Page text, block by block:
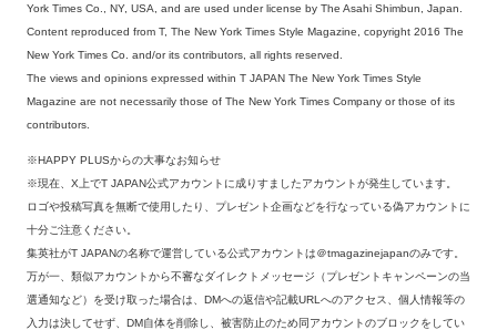
York Times Co., NY, USA, and are used under license by The Asahi Shimbun, Japan.
Content reproduced from T, The New York Times Style Magazine, copyright 2016 The
New York Times Co. and/or its contributors, all rights reserved.
The views and opinions expressed within T JAPAN The New York Times Style
Magazine are not necessarily those of The New York Times Company or those of its
contributors.
※HAPPY PLUSからの大事なお知らせ
※現在、X上でT JAPAN公式アカウントに成りすましたアカウントが発生しています。
ロゴや投稿写真を無断で使用したり、プレゼント企画などを行なっている偽アカウントに
十分ご注意ください。
集英社がT JAPANの名称で運営している公式アカウントは＠tmagazinejapanのみです。
万が一、類似アカウントから不審なダイレクトメッセージ（プレゼントキャンペーンの当
選通知など）を受け取った場合は、DMへの返信や記載URLへのアクセス、個人情報等の
入力は決してせず、DM自体を削除し、被害防止のため同アカウントのブロックをしてい